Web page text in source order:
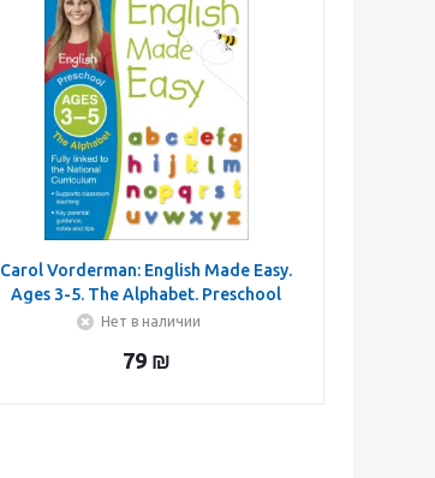
Carol Vorderman: English Made Easy.
Ages 3-5. The Alphabet. Preschool
Нет в наличии
79₪